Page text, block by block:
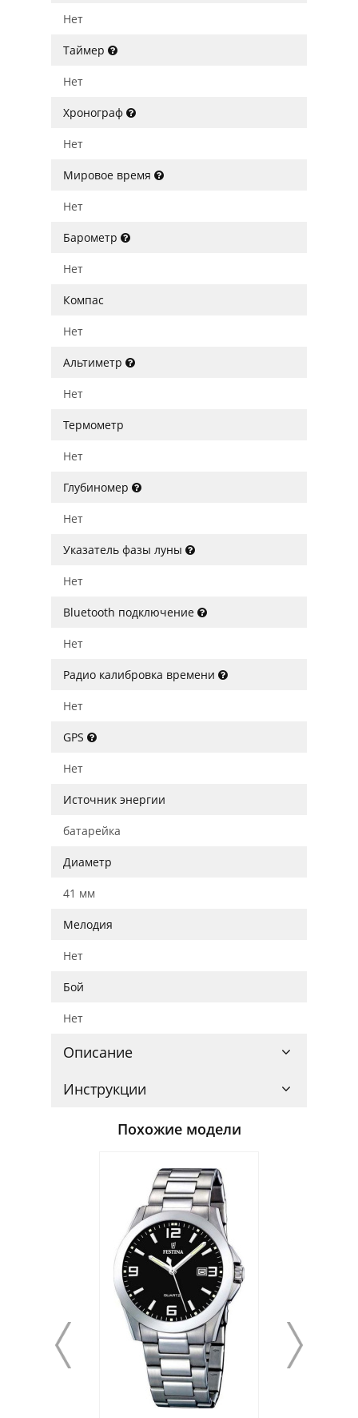
Нет
Таймер
Нет
Хронограф
Нет
Мировое время
Нет
Барометр
Нет
Компас
Нет
Альтиметр
Нет
Термометр
Нет
Глубиномер
Нет
Указатель фазы луны
Нет
Bluetooth подключение
Нет
Радио калибровка времени
Нет
GPS
Нет
Источник энергии
батарейка
Диаметр
41 мм
Мелодия
Нет
Бой
Нет
Описание
Инструкции
Похожие модели